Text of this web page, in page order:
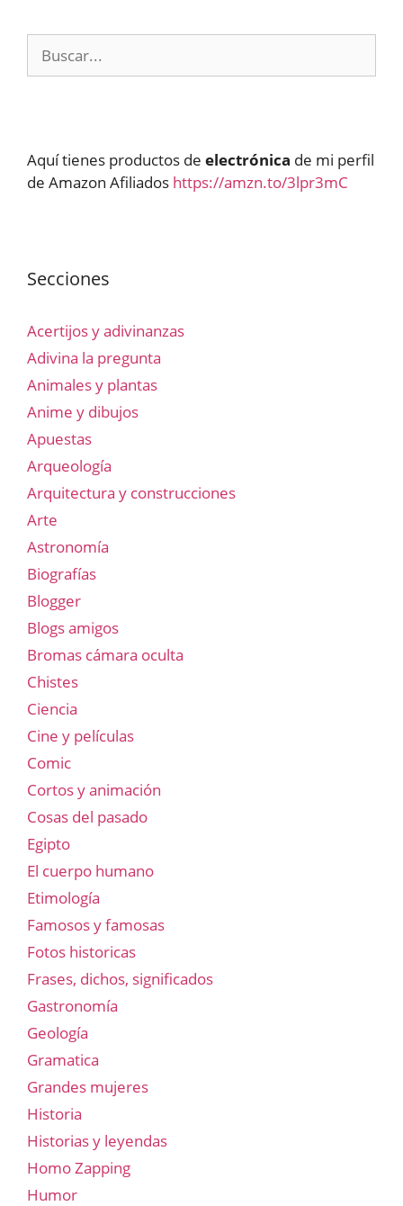
Aquí tienes productos de electrónica de mi perfil
de Amazon Afiliados https://amzn.to/3lpr3mC
Secciones
Acertijos y adivinanzas
Adivina la pregunta
Animales y plantas
Anime y dibujos
Apuestas
Arqueología
Arquitectura y construcciones
Arte
Astronomía
Biografías
Blogger
Blogs amigos
Bromas cámara oculta
Chistes
Ciencia
Cine y películas
Comic
Cortos y animación
Cosas del pasado
Egipto
El cuerpo humano
Etimología
Famosos y famosas
Fotos historicas
Frases, dichos, significados
Gastronomía
Geología
Gramatica
Grandes mujeres
Historia
Historias y leyendas
Homo Zapping
Humor